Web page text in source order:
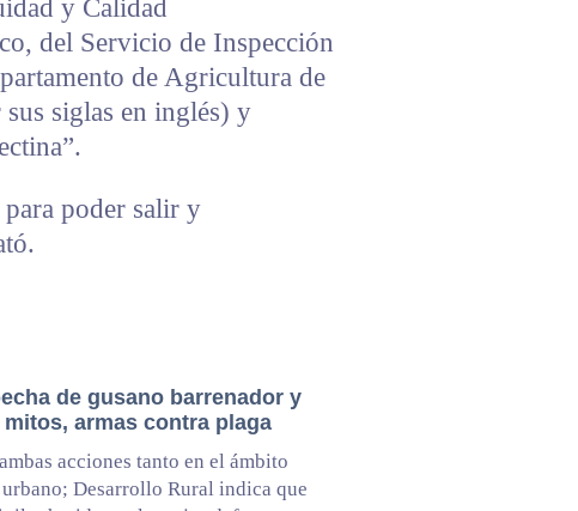
y Calidad
del Servicio de Inspección
de Agricultura de
siglas en inglés) y
para poder salir y
de gusano barrenador y
armas contra plaga
acciones tanto en el ámbito
Desarrollo Rural indica que